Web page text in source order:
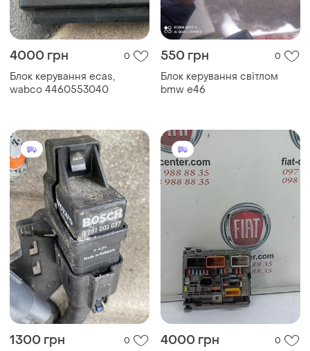
4000 грн 0
Блок керування ecas,
wabco 4460553040
550 грн 0
Блок керування світлом
bmw e46
1300 грн 0 4000 грн 0